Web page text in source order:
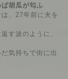
胡瓜が匂ふ
、27年前に夫を
す波のように、
気持ちで街に出